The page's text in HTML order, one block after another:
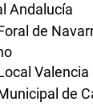
Andalucía
de
Valencia
de